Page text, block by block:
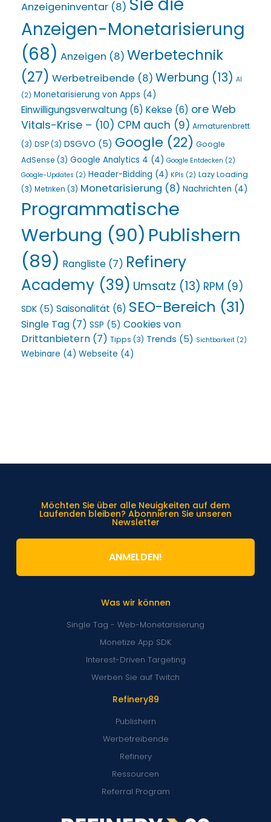
Anzeigeninventar (8) Sie die
Anzeigen-Monetarisierung
(68) Anzeigen (8) Werbetechnik
(27) Werbetreibende (8) Werbung (13) AI
(2) Monetarisierung von Apps (4)
Einwilligungsverwaltung (6) Kekse (6) ore Web
Vitals-Krise – (10) CPM auch (9) Armaturenbrett
(3) DSP(3) DSGVO (5) Google (22) Google
AdSense (3) Google Analytics 4 (4) Google Entdecken (2)
Google-Updates (2) Header-Bidding (4) KPIs (2) Lazy Loading
(3) Metriken (3) Monetarisierung (8) Nachrichten (4)
Programmatische
Werbung (90) Publishern
(89) Rangliste (7) Refinery
Academy (39) Umsatz (13) RPM (9)
SDK (5) Saisonalität (6) SEO-Bereich (31)
Single Tag (7) SSP (5) Cookies von
Drittanbietern (7) Tipps (3) Trends (5) Sichtbarkeit (2)
Webinare (4) Webseite (4)
Refinery89
Publishern
Werbetreibende
Refinery
Ressourcen
Referral Program
Was wir können
Single Tag - Web-Monetarisierung
Monetize App SDK
Interest-Driven Targeting
Werben Sie auf Twitch
Möchten Sie über alle Neuigkeiten auf dem
Laufenden bleiben? Abonnieren Sie unseren
Newsletter
ANMELDEN!